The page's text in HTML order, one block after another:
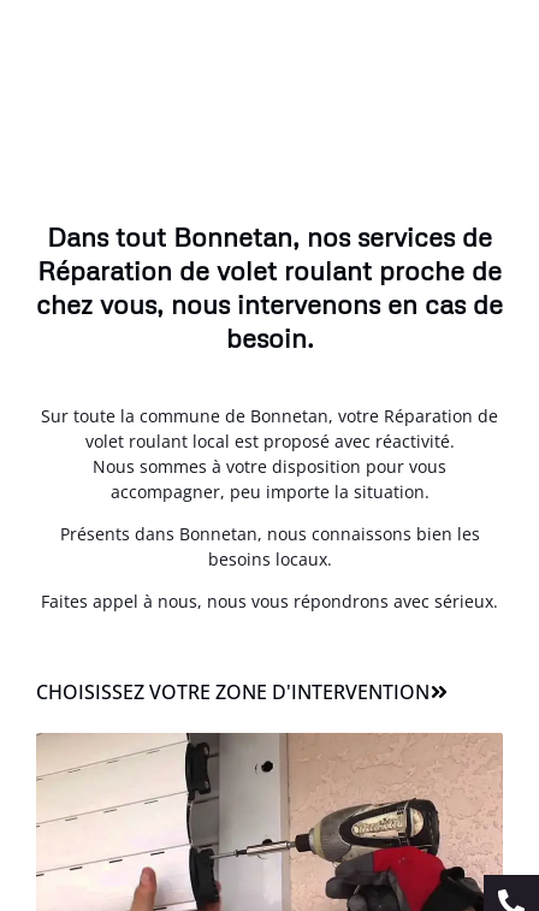
Dans tout Bonnetan, nos services de
Réparation de volet roulant proche de
chez vous, nous intervenons en cas de
besoin.
Sur toute la commune de Bonnetan, votre Réparation de
volet roulant local est proposé avec réactivité.
Nous sommes à votre disposition pour vous
accompagner, peu importe la situation.
Présents dans Bonnetan, nous connaissons bien les
besoins locaux.
Faites appel à nous, nous vous répondrons avec sérieux.
CHOISISSEZ VOTRE ZONE D'INTERVENTION